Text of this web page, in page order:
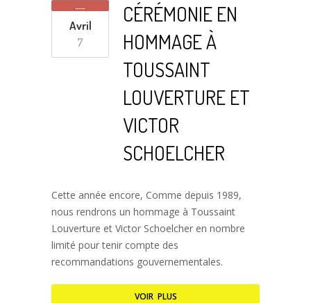
Avril
7
CÉRÉMONIE EN
HOMMAGE À
TOUSSAINT
LOUVERTURE ET
VICTOR
SCHOELCHER
Cette année encore, Comme depuis 1989,
nous rendrons un hommage à Toussaint
Louverture et Victor Schoelcher en nombre
limité pour tenir compte des
recommandations gouvernementales.
VOIR PLUS